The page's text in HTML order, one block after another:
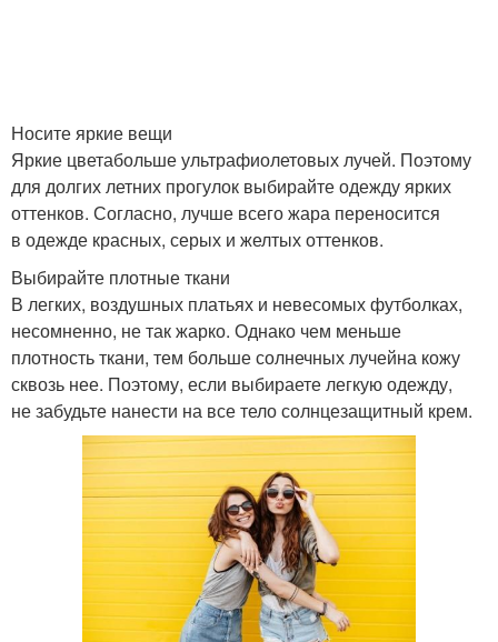
Носите яркие вещи
Яркие цветабольше ультрафиолетовых лучей. Поэтому
для долгих летних прогулок выбирайте одежду ярких
оттенков. Согласно, лучше всего жара переносится
в одежде красных, серых и желтых оттенков.
Выбирайте плотные ткани
В легких, воздушных платьях и невесомых футболках,
несомненно, не так жарко. Однако чем меньше
плотность ткани, тем больше солнечных лучейна кожу
сквозь нее. Поэтому, если выбираете легкую одежду,
не забудьте нанести на все тело солнцезащитный крем.